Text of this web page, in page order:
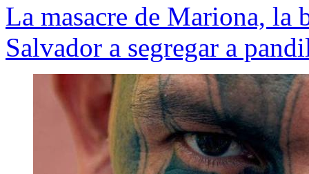
La masacre de Mariona, la
Salvador a segregar a